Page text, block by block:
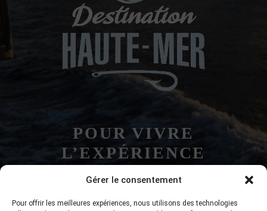
Gérer le consentement
Pour offrir les meilleures expériences, nous utilisons des technologies
POUR VIVRE
L’EXPÉRIENCE
418 556-5103